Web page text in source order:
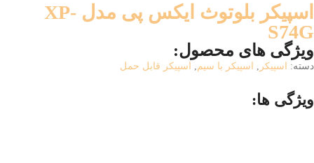
اسپیکر بلوتوث ایکس پی مدل XP-
S74G
ویژگی های محصول:
دسته: اسپیکر اسپیکر با سیم اسپیکر قابل حمل
ویژگی ها: